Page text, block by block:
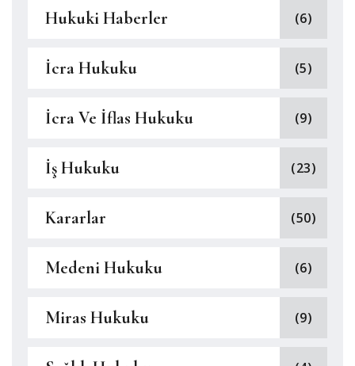
Hukuki Haberler (6)
İcra Hukuku (5)
İcra Ve İflas Hukuku (9)
İş Hukuku (23)
Kararlar (50)
Medeni Hukuku (6)
Miras Hukuku (9)